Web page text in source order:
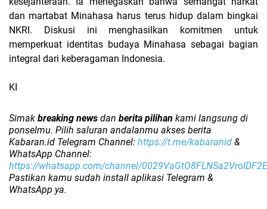
dan martabat Minahasa harus terus hidup dalam bingkai
NKRI. Diskusi ini menghasilkan komitmen untuk
memperkuat identitas budaya Minahasa sebagai bagian
integral dari keberagaman Indonesia.
KI
Simak breaking news dan berita pilihan kami langsung di
ponselmu. Pilih saluran andalanmu akses berita
Kabaran.id Telegram Channel: https://t.me/kabaranid &
WhatsApp Channel:
https://whatsapp.com/channel/0029VaGtO8FLNSa2VroIDF2E
Pastikan kamu sudah install aplikasi Telegram &
WhatsApp ya.